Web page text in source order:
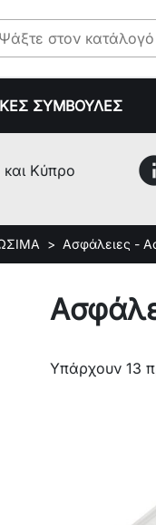
ΣΥΜΒΟΥΛΕΣ
Κύπρο
Ασφάλειες -
Υπάρχουν 13